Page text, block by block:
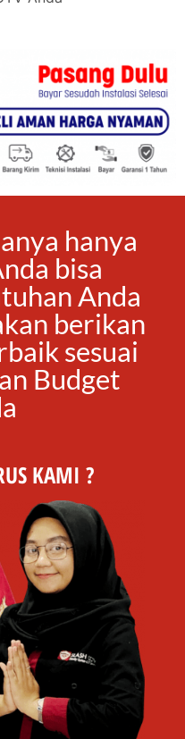
hanya
bisa
Anda
berikan
sesuai
Budget
KAMI ?